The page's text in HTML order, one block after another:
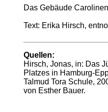
Das Gebäude
Text: Erika Hirsch,
Quellen:
Hirsch, Jonas, in: Das
Platzes in Hamburg-
Talmud Tora Schule,
von Esther Bauer.